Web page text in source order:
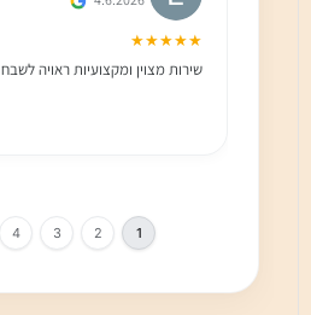
★★★★★
שירות מצוין ומקצועיות ראויה לשבח
1
2
3
4